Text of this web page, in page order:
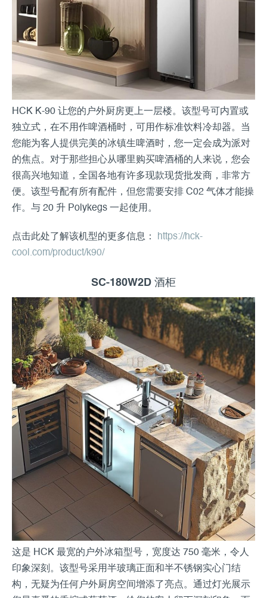
HCK K-90 让您的户外厨房更上一层楼。该型号可内置或
独立式，在不用作啤酒桶时，可用作标准饮料冷却器。当
您能为客人提供完美的冰镇生啤酒时，您一定会成为派对
的焦点。对于那些担心从哪里购买啤酒桶的人来说，您会
很高兴地知道，全国各地有许多现款现货批发商，非常方
便。该型号配有所有配件，但您需要安排 C02 气体才能操
作。与 20 升 Polykegs 一起使用。
点击此处了解该机型的更多信息：
https://hck-
cool.com/product/k90/
SC-180W2D 酒柜
这是 HCK 最宽的户外冰箱型号，宽度达 750 毫米，令人
印象深刻。该型号采用半玻璃正面和半不锈钢实心门结
构，无疑为任何户外厨房空间增添了亮点。通过灯光展示